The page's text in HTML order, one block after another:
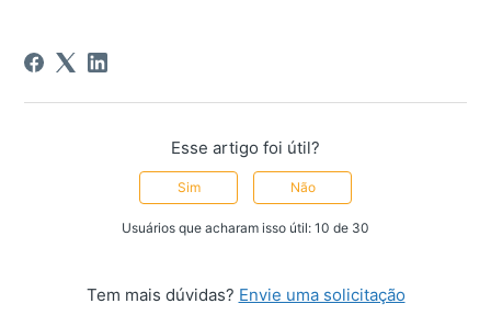
Esse artigo foi útil?
Sim Não
Usuários que acharam isso útil: 10 de 30
Tem mais dúvidas? Envie uma solicitação